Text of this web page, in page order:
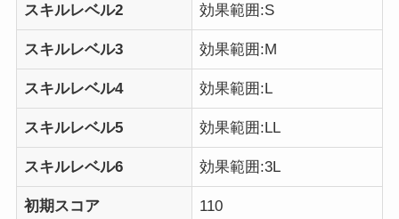
スキルレベル2 効果範囲:S
スキルレベル3 効果範囲:M
スキルレベル4 効果範囲:L
スキルレベル5 効果範囲:LL
スキルレベル6 効果範囲:3L
初期スコア 110